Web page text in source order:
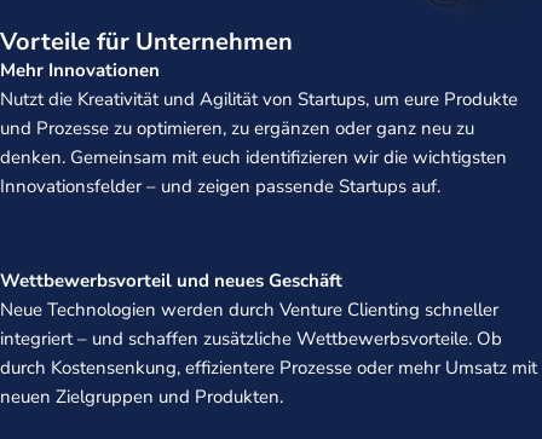
Vorteile für Unternehmen
Mehr Innovationen
Nutzt die Kreativität und Agilität von Startups, um eure Produkte
und Prozesse zu optimieren, zu ergänzen oder ganz neu zu
denken. Gemeinsam mit euch identifizieren wir die wichtigsten
Innovationsfelder – und zeigen passende Startups auf.
Wettbewerbsvorteil und neues Geschäft
Neue Technologien werden durch Venture Clienting schneller
integriert – und schaffen zusätzliche Wettbewerbsvorteile. Ob
durch Kostensenkung, effizientere Prozesse oder mehr Umsatz mit
neuen Zielgruppen und Produkten.